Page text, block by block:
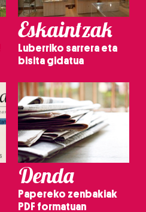
Eskaintzak
Luberriko sarrera eta
bisita gidatua
Denda
Papereko zenbakiak
PDF formatuan